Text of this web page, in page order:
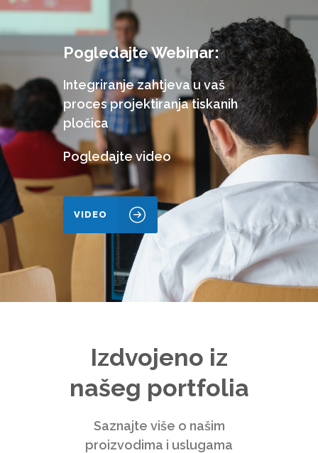
Pogledajte Webinar:
Integriranje zahtjeva u vaš
proces projektiranja tiskanih
pločica
Pogledajte video
VIDEO
Izdvojeno iz
našeg portfolia
Saznajte više o našim
proizvodima i uslugama